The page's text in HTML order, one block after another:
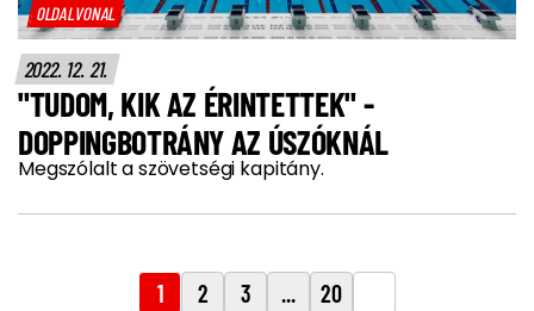
OLDALVONAL
2022. 12. 21.
"TUDOM, KIK AZ ÉRINTETTEK" -
DOPPINGBOTRÁNY AZ ÚSZÓKNÁL
Megszólalt a szövetségi kapitány.
1 2 3 ... 20